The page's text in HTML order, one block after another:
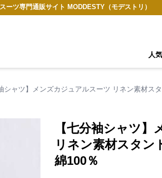
ーツ専門通販サイト MODDESTY（モデストリ）
人
シャツ】メンズカジュアルスーツ リネン素材
【七分袖シャツ
リネン素材スタ
綿100％